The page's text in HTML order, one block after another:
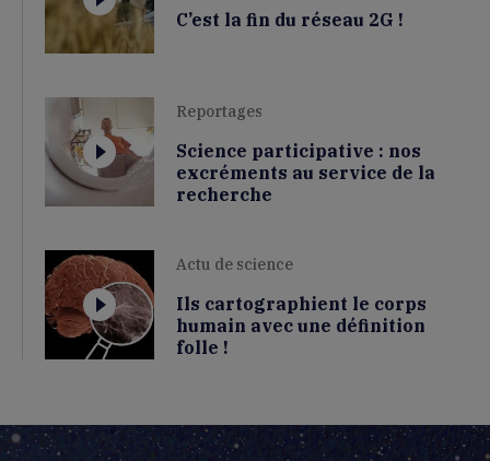
C’est la fin du réseau 2G !
Reportages
Science participative : nos
excréments au service de la
recherche
Actu de science
Ils cartographient le corps
humain avec une définition
folle !